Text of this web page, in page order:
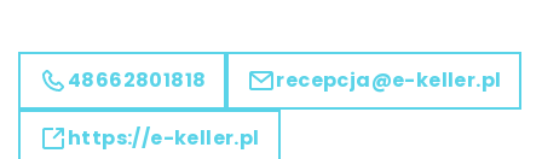
48662801818 recepcja@e-keller.pl
https://e-keller.pl